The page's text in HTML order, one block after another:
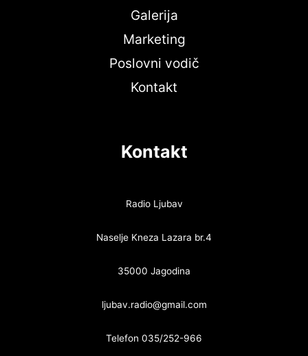
Galerija
Marketing
Poslovni vodič
Kontakt
Kontakt
Radio Ljubav
Naselje Kneza Lazara br.4
35000 Jagodina
ljubav.radio@gmail.com
Telefon 035/252-966